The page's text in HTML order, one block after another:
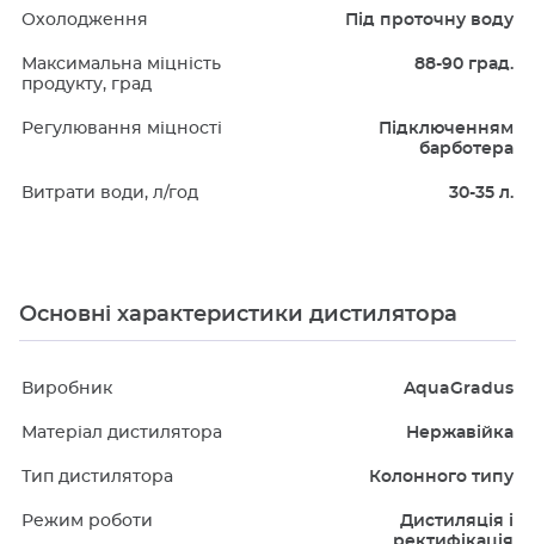
Охолодження Під проточну воду
Максимальна міцність
продукту, град
88-90 град.
Регулювання міцності
Підключенням
барботера
Витрати води, л/год 30-35 л.
Основні характеристики дистилятора
Виробник AquaGradus
Матеріал дистилятора Нержавійка
Тип дистилятора Колонного типу
Режим роботи
Дистиляція і